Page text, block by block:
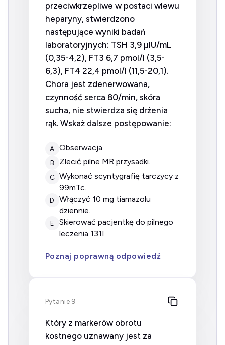
przeciwkrzepliwe w postaci wlewu
heparyny, stwierdzono
następujące wyniki badań
laboratoryjnych: TSH 3,9 µIU/mL
(0,35-4,2), FT3 6,7 pmol/l (3,5-
6,3), FT4 22,4 pmol/l (11,5-20,1).
Chora jest zdenerwowana,
czynność serca 80/min, skóra
sucha, nie stwierdza się drżenia
rąk. Wskaż dalsze postępowanie:
A obserwacja.
B zlecić pilne MR przysadki.
C wykonać scyntygrafię tarczycy z
99mTc.
D
włączyć 10 mg tiamazolu
dziennie.
E
skierować pacjentkę do pilnego
leczenia 131I.
Poznaj poprawną odpowiedź
Pytanie 9
Który z markerów obrotu
kostnego uznawany jest za